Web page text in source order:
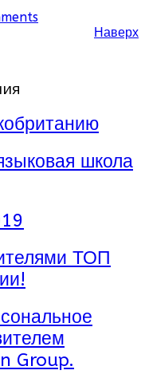
Наверх
школа
ТОП
Group.